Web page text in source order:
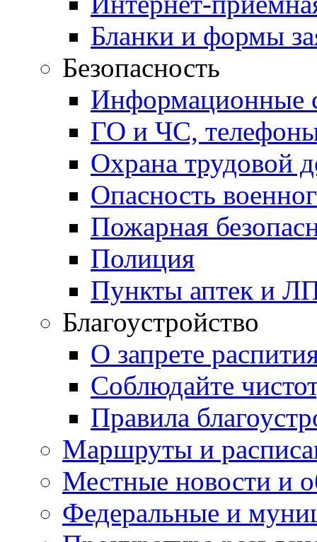
Бланки и формы
Безопасность
Информационные
ГО и ЧС,
Охрана трудовой
Опасность
Пожарная
Полиция
Пункты аптек и
Благоустройство
О запрете
Соблюдайте
Правила
Маршруты и
Местные новости и
Федеральные и